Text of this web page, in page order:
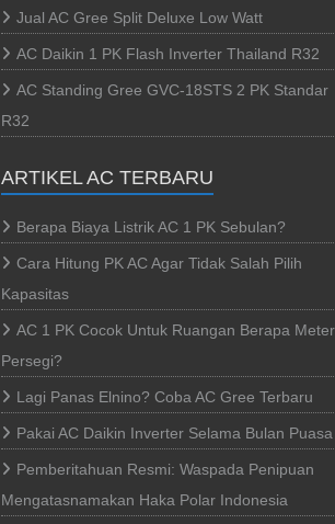
Jual AC Gree Split Deluxe Low Watt
AC Daikin 1 PK Flash Inverter Thailand R32
AC Standing Gree GVC-18STS 2 PK Standar
R32
ARTIKEL AC TERBARU
Berapa Biaya Listrik AC 1 PK Sebulan?
Cara Hitung PK AC Agar Tidak Salah Pilih
Kapasitas
AC 1 PK Cocok Untuk Ruangan Berapa Meter
Persegi?
Lagi Panas Elnino? Coba AC Gree Terbaru
Pakai AC Daikin Inverter Selama Bulan Puasa
Pemberitahuan Resmi: Waspada Penipuan
Mengatasnamakan Haka Polar Indonesia